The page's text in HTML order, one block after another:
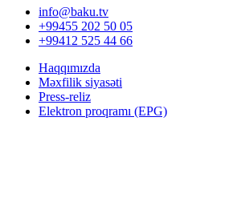
info@baku.tv
+99455 202 50 05
+99412 525 44 66
Haqqımızda
Məxfilik siyasəti
Press-reliz
Elektron proqramı (EPG)